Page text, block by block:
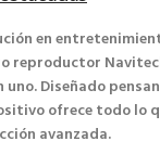
en
reproductor
Diseñado
ofrece todo lo
avanzada.